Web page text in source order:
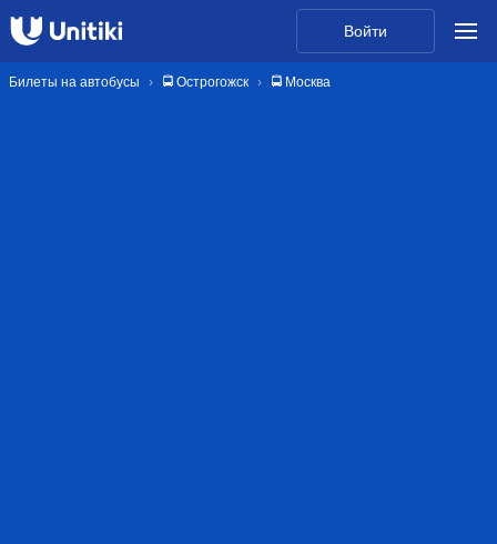
Войти
Билеты на автобусы 🚍 Острогожск 🚍 Москва